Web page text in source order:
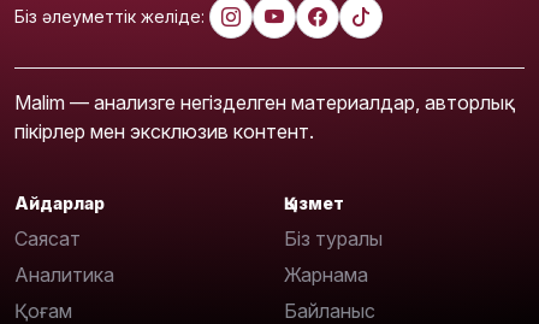
Біз әлеуметтік желіде:
Malim — анализге негізделген материалдар, авторлық
пікірлер мен эксклюзив контент.
Айдарлар
Саясат
Аналитика
Қоғам
Қызмет
Біз туралы
Жарнама
Байланыс